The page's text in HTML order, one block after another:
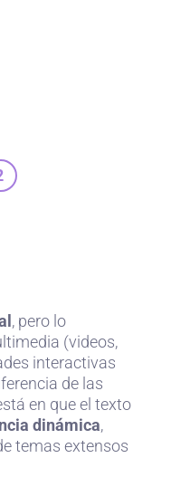
, pero lo
(videos,
interactivas
de las
en que el texto
dinámica,
temas extensos